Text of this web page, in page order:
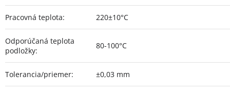
Pracovná teplota: 220±10°C
Odporúčaná teplota
podložky:
80-100°C
Tolerancia/priemer: ±0,03 mm